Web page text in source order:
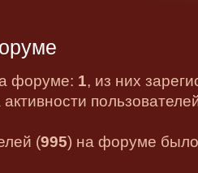
форуме: 1, из них
(995) на форуме